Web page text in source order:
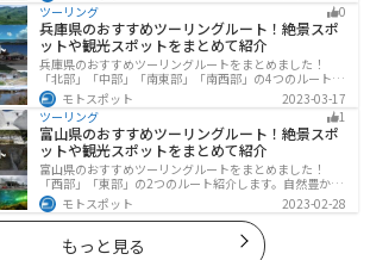
ットが多数あります。バイクで東北にツーリングに行く
際は参考にしてください。
ツーリング
0
兵庫県のおすすめツーリングルート！絶景スポ
ットや観光スポットをまとめて紹介
兵庫県のおすすめツーリングルートをまとめました！
「北部」「中部」「南東部」「南西部」の4つのルート紹
介します。自然豊かな山を堪能できる北部と中部、街中
で海辺の南部と違った楽しみ方ができます。バイクで兵
庫県にツーリングに行く際は参考にしてください。
モトスポット
2023-03-17
ツーリング
1
富山県のおすすめツーリングルート！絶景スポ
ットや観光スポットをまとめて紹介
富山県のおすすめツーリングルートをまとめました！
「西部」「東部」の2つのルート紹介します。自然豊かな
山と海、温泉が充実しており、美術館などもあるので、
自然を満喫するツーリングができます。バイクで富山県
にツーリングに行く際は参考にしてください。
モトスポット 2023-02-28
もっと見る